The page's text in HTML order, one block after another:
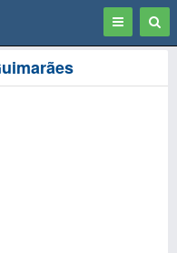
Toggle
navigation